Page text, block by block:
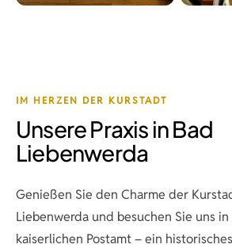
IM HERZEN DER KURSTADT
Unsere Praxis in Bad
Liebenwerda
Genießen Sie den Charme der
Liebenwerda und besuchen Sie uns
kaiserlichen Postamt – ein